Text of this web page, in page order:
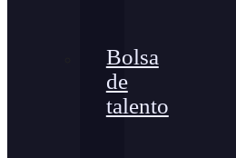
Bolsa
de
talento